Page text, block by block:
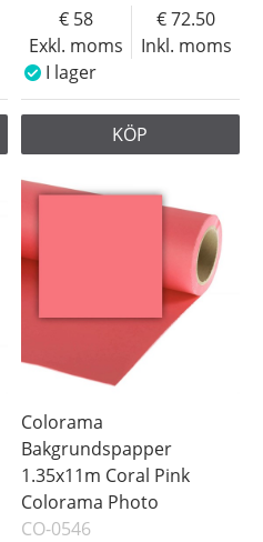
Exkl. moms
58
Inkl. moms
72.50
I lager
KÖP
Colorama
Bakgrundspapper
1.35x11m Coral Pink
Colorama Photo
CO-0546